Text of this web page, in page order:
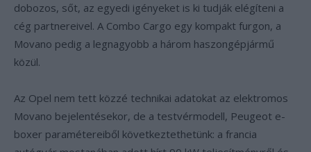
dobozos, sőt, az egyedi igényeket is ki tudják elégíteni a
cég partnereivel. A Combo Cargo egy kompakt furgon, a
Movano pedig a legnagyobb a három haszongépjármű
közül.
Az Opel nem tett közzé technikai adatokat az elektromos
Movano bejelentésekor, de a testvérmodell, Peugeot e-
boxer paramétereiből következtethetünk: a francia